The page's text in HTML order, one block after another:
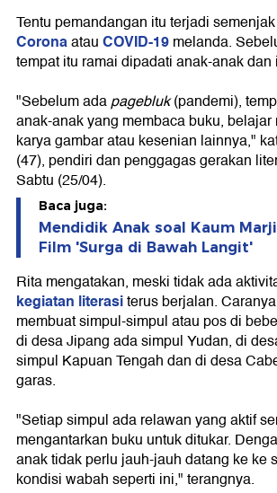
Tentu pemandangan itu terjadi
CoronaatauCOVID-19melanda.
tempat itu ramai dipadati anak-anak dan
"Sebelum adapagebluk(pandemi),
anak-anak yang membaca buku,
karya gambar atau kesenian lainnya,"
(47), pendiri dan penggagas gerakan
Sabtu (25/04).
Baca juga:
Mendidik Anak soal Kaum
Film 'Surga di Bawah Langit'
Rita mengatakan, meski tidak ada
kegiatan literasiterus berjalan.
membuat simpul-simpul atau pos di
di desa Jipang ada simpul Yudan, di
simpul Kapuan Tengah dan di desa
garas.
"Setiap simpul ada relawan yang aktif
mengantarkan buku untuk ditukar.
anak tidak perlu jauh-jauh datang ke ke
kondisi wabah seperti ini," terangnya.